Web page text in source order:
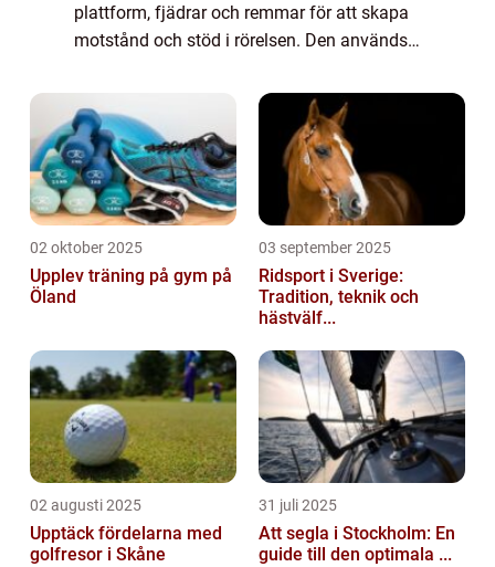
plattform, fjädrar och remmar för att skapa
motstånd och stöd i rörelsen. Den används
p...
02 oktober 2025
Upplev träning på gym på
Öland
03 september 2025
Ridsport i Sverige:
Tradition, teknik och
hästvälf...
02 augusti 2025
Upptäck fördelarna med
golfresor i Skåne
31 juli 2025
Att segla i Stockholm: En
guide till den optimala ...